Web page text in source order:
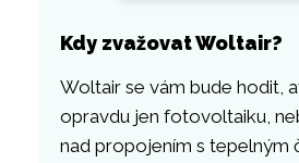
Kdy zvažovat Woltair?
Woltair se vám bude hodit,
opravdu jen fotovoltaiku,
nad propojením s tepelným